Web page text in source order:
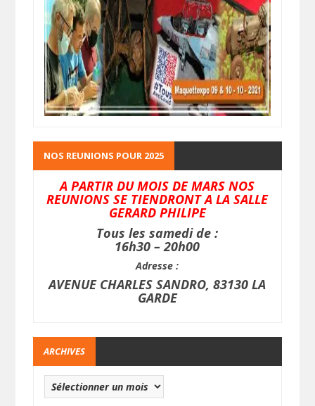
NOS REUNIONS POUR 2025
A PARTIR DU MOIS DE MARS NOS
REUNIONS SE TIENDRONT A LA SALLE
GERARD PHILIPE
Tous les samedi de :
16h30 – 20h00
Adresse :
AVENUE CHARLES SANDRO, 83130 LA
GARDE
ARCHIVES